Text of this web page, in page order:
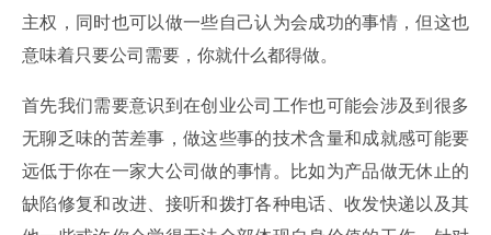
主权，同时也可以做一些自己认为会成功的事情，但这也
意味着只要公司需要，你就什么都得做。
首先我们需要意识到在创业公司工作也可能会涉及到很多
无聊乏味的苦差事，做这些事的技术含量和成就感可能要
远低于你在一家大公司做的事情。比如为产品做无休止的
缺陷修复和改进、接听和拨打各种电话、收发快递以及其